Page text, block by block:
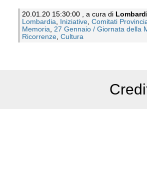
20.01.20 15:30:00 , a cura di
Lombardia
Iniziative Comitati
Memoria
27 Gennaio / Giornata della
Ricorrenze Cultura